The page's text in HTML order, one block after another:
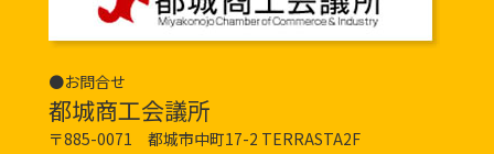
●お問合せ
都城商工会議所
〒885-0071 都城市中町17-2 TERRASTA2F